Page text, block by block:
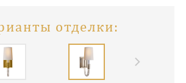
отделки: